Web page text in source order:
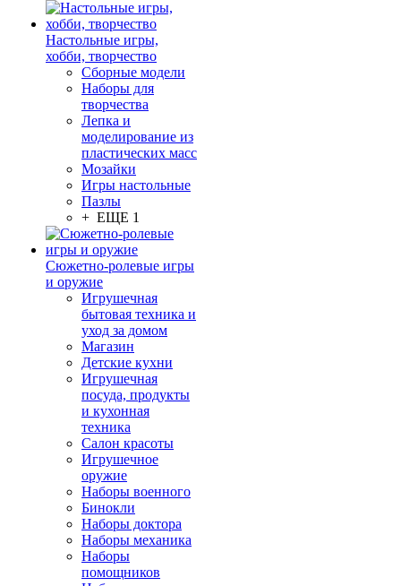
Настольные игры,
хобби, творчество
Сборные модели
Наборы для
творчества
Лепка и
моделирование из
пластических масс
Мозайки
Игры настольные
Пазлы
+ ЕЩЕ 1
Сюжетно-ролевые игры
и оружие
Игрушечная
бытовая техника и
уход за домом
Магазин
Детские кухни
Игрушечная
посуда, продукты
и кухонная
техника
Салон красоты
Игрушечное
оружие
Наборы военного
Бинокли
Наборы доктора
Наборы механика
Наборы
помощников